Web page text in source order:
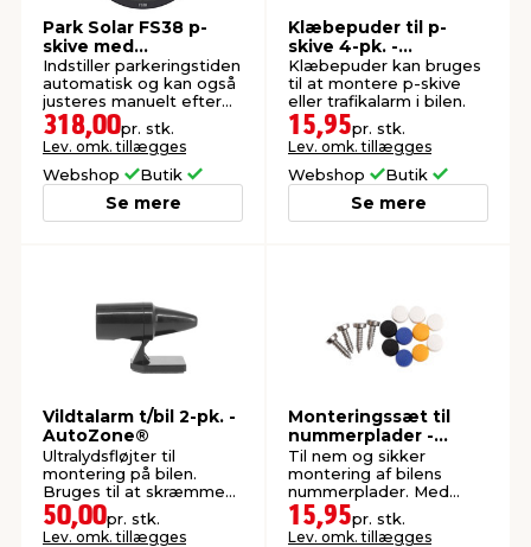
Park Solar FS38 p-
skive med
solcelleteknologi
Indstiller parkeringstiden
automatisk og kan også
justeres manuelt efter
behov.
318,00pr. stk.
Lev. omk. tillægges
Webshop Butik
Se mere
Klæbepuder til p-
skive 4-pk. -
AutoZone®
Klæbepuder kan bruges
til at montere p-skive
eller trafikalarm i bilen.
15,95pr. stk.
Lev. omk. tillægges
Webshop Butik
Se mere
Vildtalarm t/bil 2-pk. -
AutoZone®
Ultralydsfløjter til
montering på bilen.
Bruges til at skræmme
dyr væk og aktiveres
ved 50 km/t.
50,00pr. stk.
Lev. omk. tillægges
Monteringssæt til
nummerplader -
AutoZone®
Til nem og sikker
montering af bilens
nummerplader. Med
skruer og skuehætter.
15,95pr. stk.
Lev. omk. tillægges